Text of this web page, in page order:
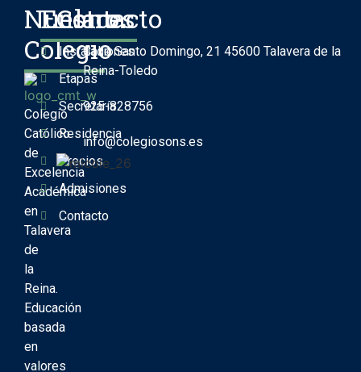
Nuestro
Colegio
Colegio
Católico
de
Excelencia
Académica
en
Talavera
de
la
Reina.
Educación
basada
en
valores
Enlaces
Instalaciones
Etapas
Secretaría
Residencia
Precios
Admisiones
Contacto
Contacto
Calle Santo Domingo, 21 45600 Talavera de la
Reina-Toledo
925-828756
info@colegiosons.es